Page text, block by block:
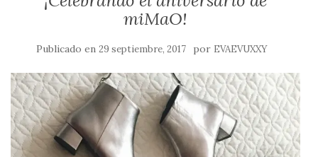
miMaO!
Publicado en 29 septiembre, 2017 por EVAEVUXXY